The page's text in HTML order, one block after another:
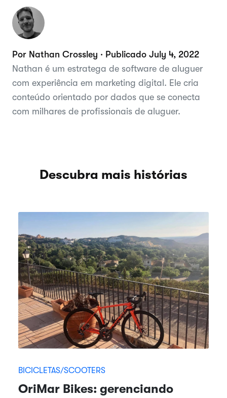
Por Nathan Crossley · Publicado July 4, 2022
Nathan é um estratega de software de aluguer
com experiência em marketing digital. Ele cria
conteúdo orientado por dados que se conecta
com milhares de profissionais de aluguer.
Descubra mais histórias
BICICLETAS/SCOOTERS
OriMar Bikes: gerenciando